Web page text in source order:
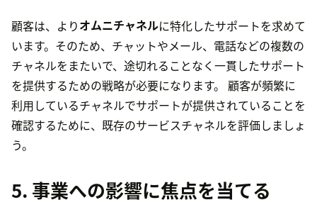
顧客は、よりオムニチャネルに特化したサポートを求めて
います。そのため、チャットやメール、電話などの複数の
チャネルをまたいで、途切れることなく一貫したサポート
を提供するための戦略が必要になります。 顧客が頻繁に
利用しているチャネルでサポートが提供されていることを
確認するために、既存のサービスチャネルを評価しましょ
う。
5. 事業への影響に焦点を当てる